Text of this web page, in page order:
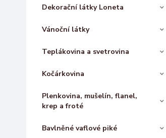
Dekorační látky Loneta
Vánoční látky
Teplákovina a svetrovina
Kočárkovina
Plenkovina, mušelín, flanel,
krep a froté
Bavlněné vaflové piké